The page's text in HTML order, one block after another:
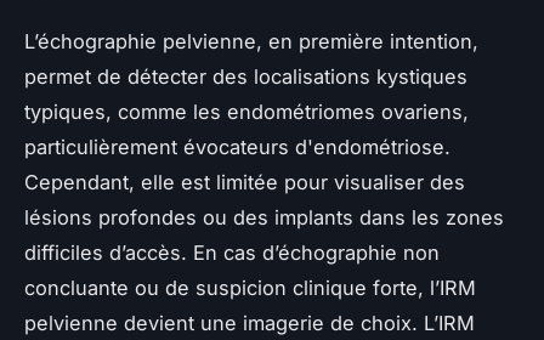
L’échographie pelvienne, en première intention,
permet de détecter des localisations kystiques
typiques, comme les endométriomes ovariens,
particulièrement évocateurs d'endométriose.
Cependant, elle est limitée pour visualiser des
lésions profondes ou des implants dans les zones
difficiles d’accès. En cas d’échographie non
concluante ou de suspicion clinique forte, l’IRM
pelvienne devient une imagerie de choix. L’IRM